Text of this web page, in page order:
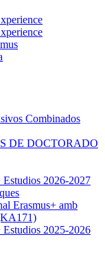
Combinados
DE DOCTORADO
Estudios 2026-2027
Erasmus+ amb
Estudios 2025-2026